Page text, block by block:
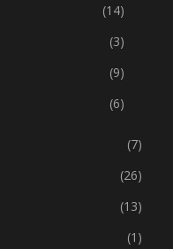
(14)
(3)
(9)
(6)
(7)
(26)
(13)
(1)